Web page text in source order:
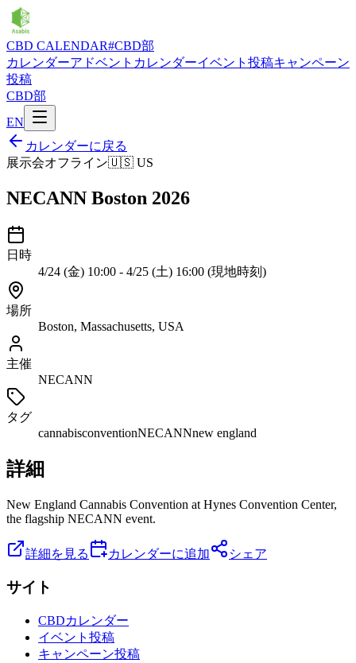
CBD CALENDAR#CBD部
カレンダーアドベントカレンダーイベント投稿キャンペーン
投稿
CBD部
EN
カレンダーに戻る
展示会オフライン🇺🇸 US
NECANN Boston 2026
日時
4/24 (金) 10:00 - 4/25 (土) 16:00 (現地時刻)
場所
Boston, Massachusetts, USA
主催
NECANN
タグ
cannabisconventionNECANNnew england
詳細
New England Cannabis Convention at Hynes Convention Center,
the flagship NECANN event.
詳細を見る カレンダーに追加 シェア
サイト
CBDカレンダー
イベント投稿
キャンペーン投稿